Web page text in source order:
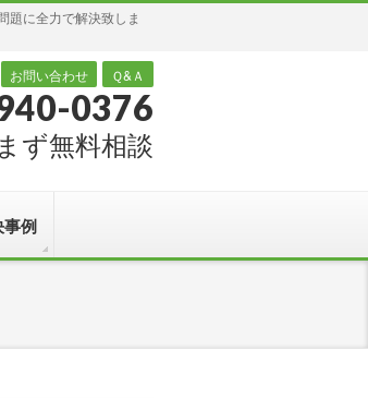
題に全力で解決致しま
お問い合わせ Ｑ&Ａ
0376
ず無料相談
例